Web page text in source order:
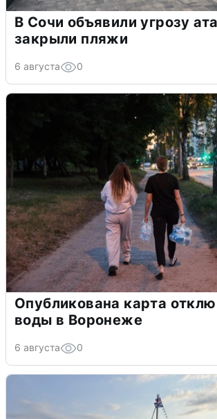
В Сочи объявили угрозу
закрыли пляжи
6 августа 0
Опубликована карта
воды в Воронеже
6 августа 0